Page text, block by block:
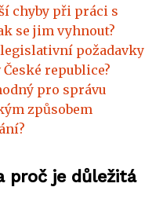
chyby při práci s
se jim vyhnout?
požadavky
republice?
pro správu
způsobem
proč je důležitá